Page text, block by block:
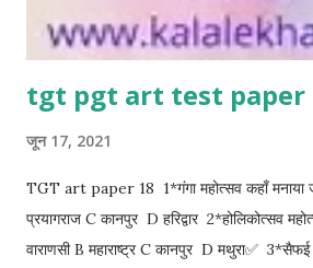
tgt pgt art test paper
जून 17, 2021
TGT art paper 18 1*गंगा महोत्सव कहाँ मनाया
प्रयागराज C कानपुर D हरिद्वार 2*होलिकोत्सव
वाराणसी B महाराष्ट्र C कानपुर D मथुरा✅ 3*सैफई